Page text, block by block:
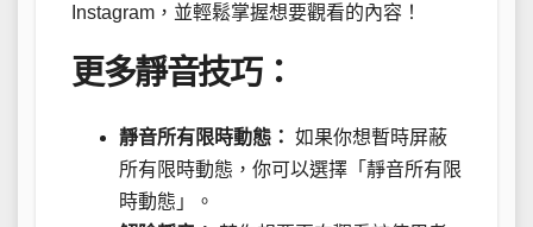
Instagram，並輕鬆掌握想要觀看的內容！
更多靜音技巧：
靜音所有限時動態： 如果你想暫時屏蔽
所有限時動態，你可以選擇「靜音所有限
時動態」。